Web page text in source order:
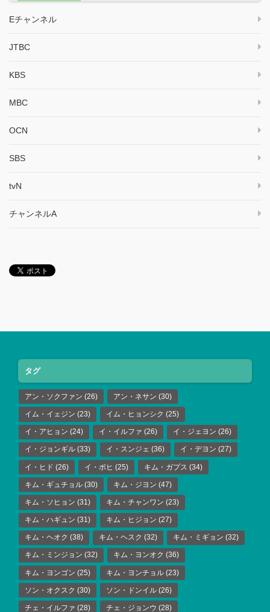
Eチャンネル
JTBC
KBS
MBC
OCN
SBS
tvN
チャンネルA
タグ
アン・ソクファン (26) アン・ネサン (30)
イム・イェジン (23) イム・ヒョンシク (25)
イ・アヒョン (24) イ・イルファ (26) イ・ジェヨン (26)
イ・ジョンギル (33) イ・スンジェ (36) イ・デヨン (27)
イ・ヒド (26) イ・ボヒ (25) キム・ガプス (34)
キム・ギュチョル (30) キム・ジヨン (47)
キム・ソヒョン (31) キム・チャンワン (23)
キム・ハギュン (31) キム・ヒジョン (27)
キム・ヘオク (38) キム・ヘスク (32) キム・ミギョン (32)
キム・ミンジョン (32) キム・ヨンオク (36)
キム・ヨンゴン (25) キム・ヨンチョル (23)
ソン・オクスク (30) ソン・ドンイル (26)
チェ・イルファ (28) チェ・ジョンウ (28)